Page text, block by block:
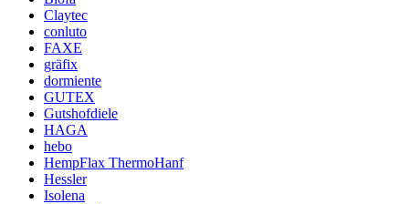
Claytec
conluto
FAXE
gräfix
dormiente
GUTEX
Gutshofdiele
HAGA
hebo
HempFlax ThermoHanf
Hessler
Isolena